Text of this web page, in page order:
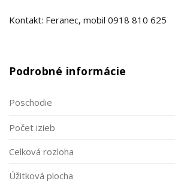
Kontakt: Feranec, mobil 0918 810 625
Podrobné informácie
Poschodie
Počet izieb
Celková rozloha
Úžitková plocha